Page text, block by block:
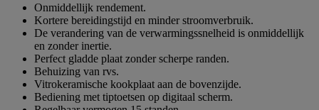
sterren.
Onmiddellijk rendement.
Kortere bereidingstijd en minder stroomverbruik.
De verandering van de verwarmingssnelheid is onmiddellijk
en zonder inertie.
Perfect gladde plaat zonder scherpe randen.
Behuizing van rvs.
Vitrokeramische kookplaat aan de bovenzijde.
Bediening met tiptoetsen op digitaal scherm.